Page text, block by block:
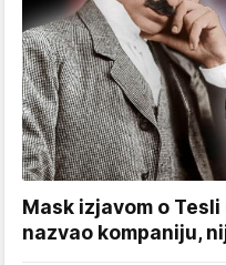
Mask izjavom o
nazvao kompaniju,